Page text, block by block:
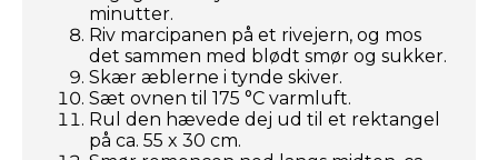
minutter.
Riv marcipanen på et rivejern, og mos
det sammen med blødt smør og sukker.
Skær æblerne i tynde skiver.
Sæt ovnen til 175 °C varmluft.
Rul den hævede dej ud til et rektangel
på ca. 55 x 30 cm.